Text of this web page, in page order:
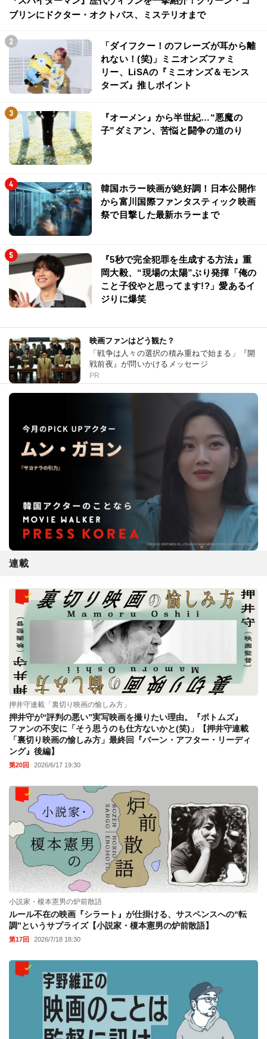
ブリンにドクター・オクトパス、ミステリオまで
「ダイフクー！のフレーズが耳から離
れない！(笑)」ミニオンズファミ
リー、LiSAの『ミニオンズ＆モンス
ターズ』推しポイント
『オーメン』から半世紀…“悪魔の
子”ダミアン、苦悩と闘争の道のり
韓国ホラー映画が絶好調！日本公開作
から富川国際ファンタスティック映画
祭で目撃した最新ホラーまで
『5秒で完全犯罪を生成する方法』重
岡大毅、“現場の太陽”ぶり発揮「俺の
こと子役やと思ってます!?」愛あるイ
ジりに爆笑
映画ファンはどう観た？
「戦争は人々の選択の積み重ねで始まる」『開
戦前夜』が問いかけるメッセージ
PR
連載
押井守連載「裏切り映画の愉しみ方」
押井守が“評判の悪い”実写映画を撮りたい理由。『ボトムズ』
ファンの不安に「そう思うのも仕方ないかと(笑)」【押井守連載
「裏切り映画の愉しみ方」最終回『バーン・アフター・リーディ
ング』後編】
第20回 2026/6/17 19:30
小説家・榎本憲男の炉前散語
ルール不在の映画『シラート』が仕掛ける、サスペンスへの“転
調”というサプライズ【小説家・榎本憲男の炉前散語】
第17回 2026/7/18 18:30